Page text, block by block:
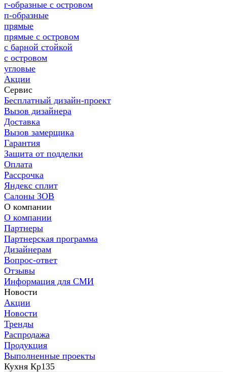
г-образные с островом
п-образные
прямые
прямые с островом
с барной стойкой
с островом
угловые
Акции
Сервис
Бесплатный дизайн-проект
Вызов дизайнера
Доставка
Вызов замерщика
Гарантия
Защита от подделки
Оплата
Рассрочка
Яндекс сплит
Салоны ЗОВ
О компании
О компании
Партнеры
Партнерская программа
Дизайнерам
Вопрос-ответ
Отзывы
Информация для СМИ
Новости
Акции
Новости
Тренды
Распродажа
Продукция
Выполненные проекты
Кухня Кр135